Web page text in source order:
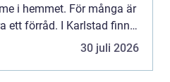
i hemmet. För många är
ett förråd. I Karlstad finns
30 juli 2026